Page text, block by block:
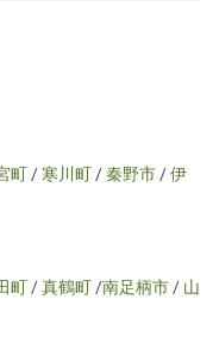
町/寒川町/秦野市/伊
町/真鶴町/南足柄市/ 山